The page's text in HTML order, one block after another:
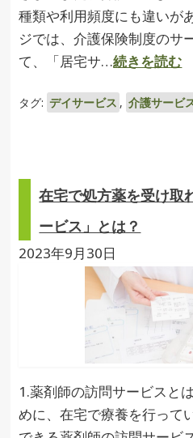
種類や利用頻度にも違いが
ジでは、介護保険制度のサ
て、「居宅サ…続きを読む
タグ: デイサービス , 介護サービ
在宅で処方薬を受け取
ービス」とは？
2023年9月30日
1.薬剤師の訪問サービスと
めに、在宅で療養を行って